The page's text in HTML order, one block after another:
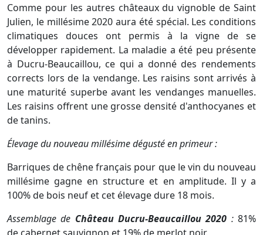
Comme pour les autres châteaux du vignoble de Saint
Julien, le millésime 2020 aura été spécial. Les conditions
climatiques douces ont permis à la vigne de se
développer rapidement. La maladie a été peu présente
à Ducru-Beaucaillou, ce qui a donné des rendements
corrects lors de la vendange. Les raisins sont arrivés à
une maturité superbe avant les vendanges manuelles.
Les raisins offrent une grosse densité d'anthocyanes et
de tanins.
Élevage du nouveau millésime dégusté en primeur :
Barriques de chêne français pour que le vin du nouveau
millésime gagne en structure et en amplitude. Il y a
100% de bois neuf et cet élevage dure 18 mois.
Assemblage de Château Ducru-Beaucaillou 2020 :81%